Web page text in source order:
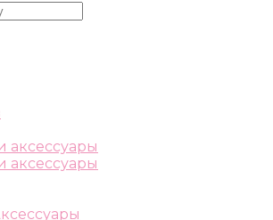
аксессуары
аксессуары